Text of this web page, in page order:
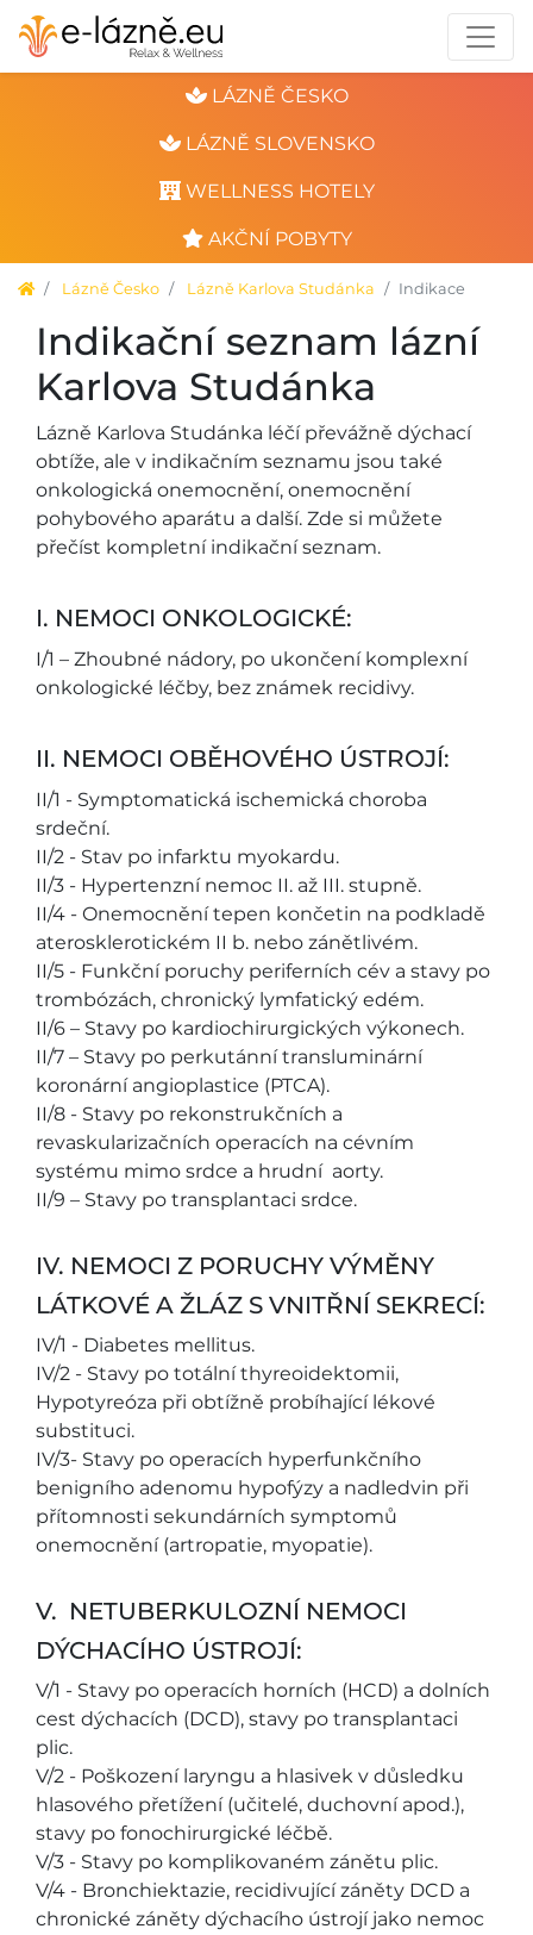
LÁZNĚ ČESKO
LÁZNĚ SLOVENSKO
WELLNESS HOTELY
AKČNÍ POBYTY
Lázně Česko Lázně Karlova Studánka Indikace
Indikační seznam lázní
Karlova Studánka
Lázně Karlova Studánka léčí převážně dýchací
obtíže, ale v indikačním seznamu jsou také
onkologická onemocnění, onemocnění
pohybového aparátu a další. Zde si můžete
přečíst kompletní indikační seznam.
I. NEMOCI ONKOLOGICKÉ:
I/1 – Zhoubné nádory, po ukončení komplexní
onkologické léčby, bez známek recidivy.
II. NEMOCI OBĚHOVÉHO ÚSTROJÍ:
II/1 - Symptomatická ischemická choroba
srdeční.
II/2 - Stav po infarktu myokardu.
II/3 - Hypertenzní nemoc II. až III. stupně.
II/4 - Onemocnění tepen končetin na podkladě
aterosklerotickém II b. nebo zánětlivém.
II/5 - Funkční poruchy periferních cév a stavy po
trombózách, chronický lymfatický edém.
II/6 – Stavy po kardiochirurgických výkonech.
II/7 – Stavy po perkutánní transluminární
koronární angioplastice (PTCA).
II/8 - Stavy po rekonstrukčních a
revaskularizačních operacích na cévním
systému mimo srdce a hrudní aorty.
II/9 – Stavy po transplantaci srdce.
IV. NEMOCI Z PORUCHY VÝMĚNY
LÁTKOVÉ A ŽLÁZ S VNITŘNÍ SEKRECÍ:
IV/1 - Diabetes mellitus.
IV/2 - Stavy po totální thyreoidektomii,
Hypotyreóza při obtížně probíhající lékové
substituci.
IV/3- Stavy po operacích hyperfunkčního
benigního adenomu hypofýzy a nadledvin při
přítomnosti sekundárních symptomů
onemocnění (artropatie, myopatie).
V. NETUBERKULOZNÍ NEMOCI
DÝCHACÍHO ÚSTROJÍ:
V/1 - Stavy po operacích horních (HCD) a dolních
cest dýchacích (DCD), stavy po transplantaci
plic.
V/2 - Poškození laryngu a hlasivek v důsledku
hlasového přetížení (učitelé, duchovní apod.),
stavy po fonochirurgické léčbě.
V/3 - Stavy po komplikovaném zánětu plic.
V/4 - Bronchiektazie, recidivující záněty DCD a
chronické záněty dýchacího ústrojí jako nemoc